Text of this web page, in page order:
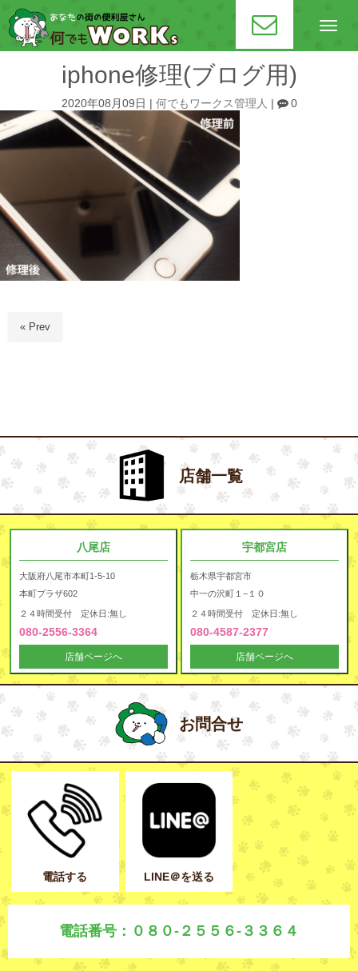
N
v
iphone修理(ブログ用)
2020年08月09日 何でもワークス管理人 0
« Prev
店舗一覧
八尾店
大阪府八尾市本町1-5-10
本町プラザ602
２４時間受付 定休日:無し
080-2556-3364
店舗ページへ
宇都宮店
栃木県宇都宮市
中一の沢町１−１０
２４時間受付 定休日:無し
080-4587-2377
店舗ページへ
お問合せ
電話する LINE＠を送る
電話番号：０８０-２５５６-３３６４